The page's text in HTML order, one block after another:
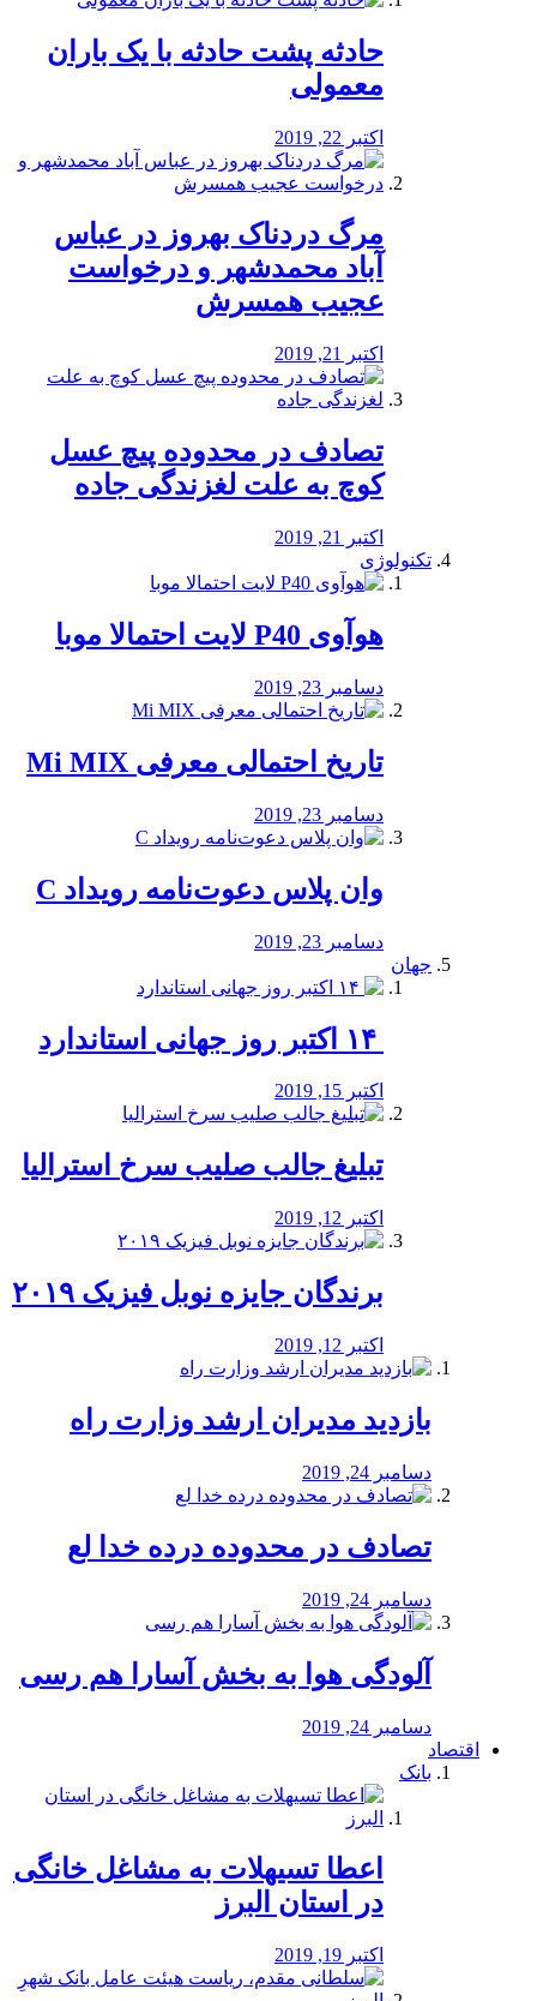
️حادثه پشت حادثه با یک باران
معمولی
اکتبر 22, 2019
مرگ دردناک بهروز در عباس
آباد محمدشهر و درخواست
عجیب همسرش
اکتبر 21, 2019
تصادف در محدوده پیچ عسل
کوچ به علت لغزندگی جاده
اکتبر 21, 2019
تکنولوژی
هوآوی P40 لایت احتمالا موبا
دسامبر 23, 2019
تاریخ احتمالی معرفی Mi MIX
دسامبر 23, 2019
وان پلاس دعوت‌نامه رویداد C
دسامبر 23, 2019
جهان
اکتبر 15, 2019
تبلیغ جالب صلیب سرخ استرالیا
اکتبر 12, 2019
برندگان جایزه نوبل فیزیک ۲۰۱۹
اکتبر 12, 2019
بازدید مدیران ارشد وزارت راه
دسامبر 24, 2019
تصادف در محدوده درده خدا لع
دسامبر 24, 2019
آلودگی هوا به بخش آسارا هم رسی
دسامبر 24, 2019
اقتصاد
بانک
️اعطا تسیهلات به مشاغل خانگی
در استان البرز
اکتبر 19, 2019